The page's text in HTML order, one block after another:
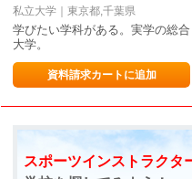
私立大学｜東京都,千葉県
学びたい学科がある。実学の総合
大学。
資料請求カートに追加
スポーツインストラクタ